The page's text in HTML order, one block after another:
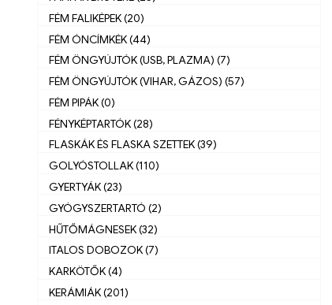
FÉM FALIKÉPEK (20)
FÉM ÓNCÍMKÉK (44)
FÉM ÖNGYÚJTÓK (USB, PLAZMA) (7)
FÉM ÖNGYÚJTÓK (VIHAR, GÁZOS) (57)
FÉM PIPÁK (0)
FÉNYKÉPTARTÓK (28)
FLASKÁK ÉS FLASKA SZETTEK (39)
GOLYÓSTOLLAK (110)
GYERTYÁK (23)
GYÓGYSZERTARTÓ (2)
HŰTŐMÁGNESEK (32)
ITALOS DOBOZOK (7)
KARKÖTŐK (4)
KERÁMIÁK (201)